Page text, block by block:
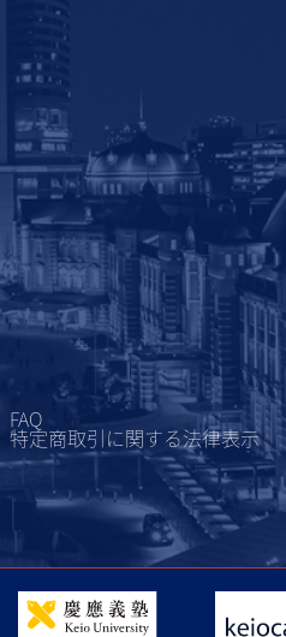
FAQ
特定商取引に関する法律表示